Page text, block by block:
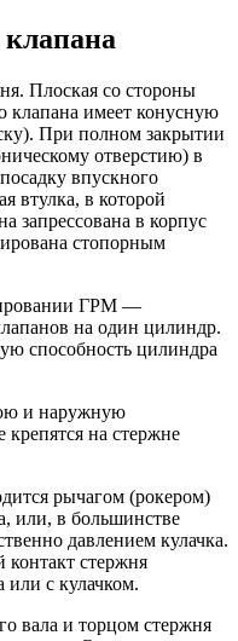
клапана
Плоская со стороны
клапана имеет конусную
При полном закрытии
отверстию) в
впускного
втулка, в которой
запрессована в корпус
стопорным
ГРМ —
на один цилиндр.
способность цилиндра
и наружную
на стержне
рычагом (рокером)
или, в большинстве
давлением кулачка.
стержня
или с кулачком.
вала и торцом стержня